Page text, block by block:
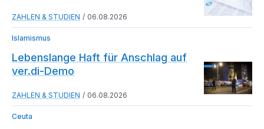
ZAHLEN & STUDIEN 06.08.2026
Islamismus
Lebenslange Haft für Anschlag auf
ver.di-Demo
ZAHLEN & STUDIEN 06.08.2026
Ceuta